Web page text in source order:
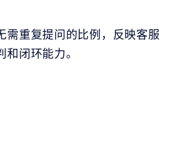
需重复提问的比例，反映客服
闭环能力。